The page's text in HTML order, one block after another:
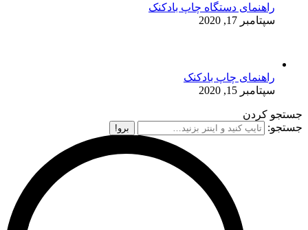
راهنمای دستگاه چاپ بادکنک
سپتامبر 17, 2020
راهنمای چاپ بادکنک
سپتامبر 15, 2020
جستجو کردن
جستجو: